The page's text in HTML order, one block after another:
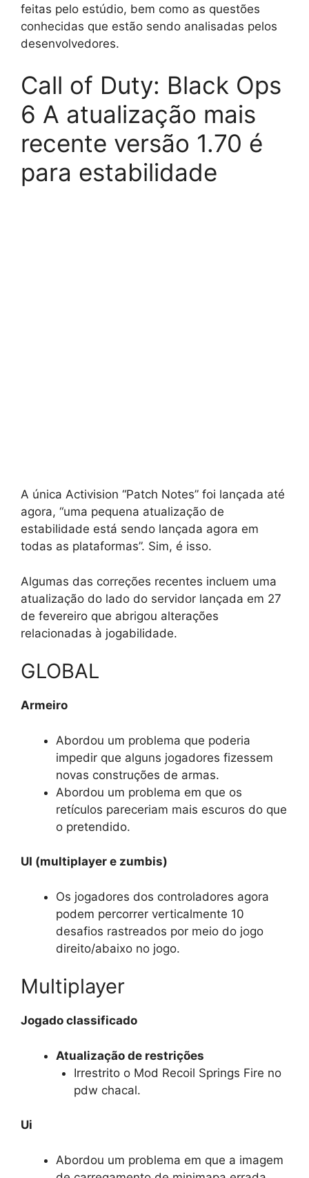
feitas pelo estúdio, bem como as questões
conhecidas que estão sendo analisadas pelos
desenvolvedores.
Call of Duty: Black Ops
6 A atualização mais
recente versão 1.70 é
para estabilidade
A única Activision “Patch Notes” foi lançada até
agora, “uma pequena atualização de
estabilidade está sendo lançada agora em
todas as plataformas”. Sim, é isso.
Algumas das correções recentes incluem uma
atualização do lado do servidor lançada em 27
de fevereiro que abrigou alterações
relacionadas à jogabilidade.
GLOBAL
Armeiro
Abordou um problema que poderia
impedir que alguns jogadores fizessem
novas construções de armas.
Abordou um problema em que os
retículos pareceriam mais escuros do que
o pretendido.
UI (multiplayer e zumbis)
Os jogadores dos controladores agora
podem percorrer verticalmente 10
desafios rastreados por meio do jogo
direito/abaixo no jogo.
Multiplayer
Jogado classificado
Atualização de restrições
Irrestrito o Mod Recoil Springs Fire no
pdw chacal.
Ui
Abordou um problema em que a imagem